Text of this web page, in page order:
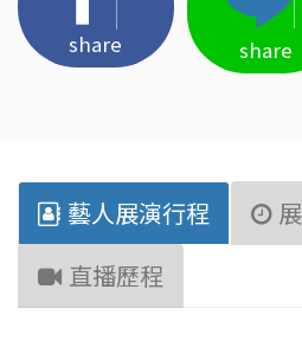
share share
藝人展演行程
直播歷程